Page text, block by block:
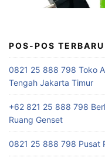
POS-POS TERBARU
0821 25 888 798 Toko
Tengah Jakarta Timur
+62 821 25 888 798
Ruang Genset
0821 25 888 798 Pusat